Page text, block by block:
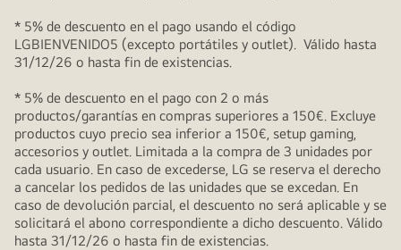
* 5% de descuento en el pago usando el código
LGBIENVENIDO5 (excepto portátiles y outlet). Válido hasta
31/12/26 o hasta fin de existencias.
* 5% de descuento en el pago con 2 o más
productos/garantías en compras superiores a 150€. Excluye
productos cuyo precio sea inferior a 150€, setup gaming,
accesorios y outlet. Limitada a la compra de 3 unidades por
cada usuario. En caso de excederse, LG se reserva el derecho
a cancelar los pedidos de las unidades que se excedan. En
caso de devolución parcial, el descuento no será aplicable y se
solicitará el abono correspondiente a dicho descuento. Válido
hasta 31/12/26 o hasta fin de existencias.